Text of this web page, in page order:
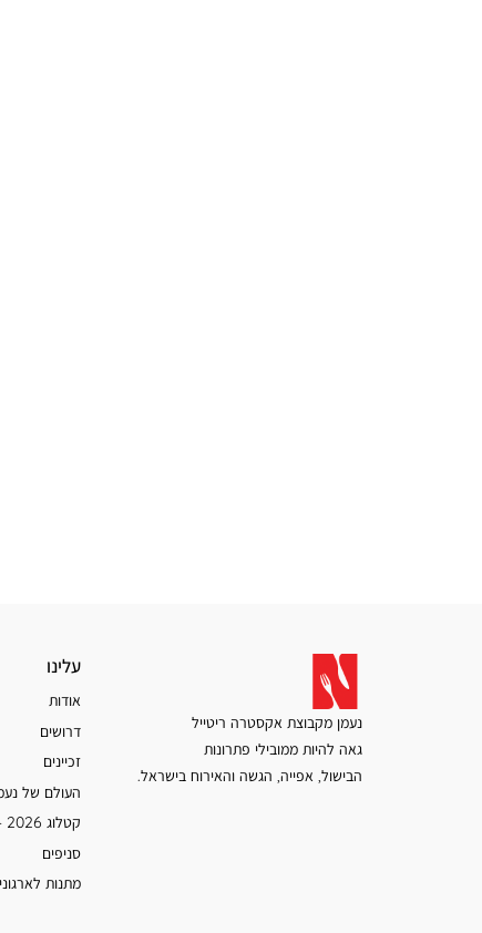
נעמן מקבוצת אקסטרה ריטייל
גאה להיות ממובילי פתרונות
הבישול, אפייה, הגשה והאירוח בישראל.
עלינו
עלינו
אודות
דרושים
זכיינים
העולם של
קטלוג 2026 – נעמן
סניפים
מתנות